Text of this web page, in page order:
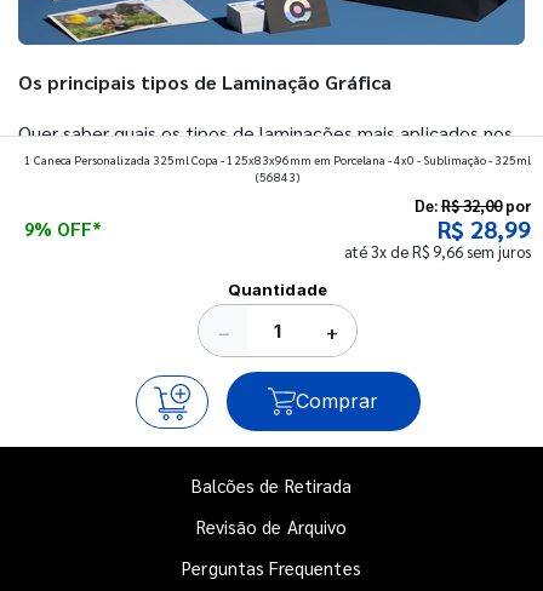
Os principais tipos de Laminação Gráfica
Quer saber quais os tipos de laminações mais aplicados nos
impressos da gráfica FuturaIM? Então, continue a leitura
1 Caneca Personalizada 325ml Copa - 125x83x96mm em Porcelana - 4x0 - Sublimação - 325ml
(56843)
9% OFF*
De:R$ 32,00por
R$ 28,99
até 3x de R$ 9,66 sem juros
Quantidade
− +
Comprar
Balcões de Retirada
Revisão de Arquivo
Perguntas Frequentes